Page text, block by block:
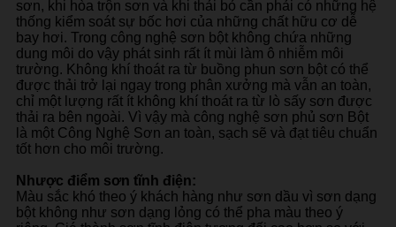
sơn, khi hòa trộn sơn và khi thải bỏ cần phải có những hệ
thống kiểm soát sự bốc hơi của những chất hữu cơ dễ
bay hơi. Trong công nghệ sơn bột không chứa những
dung môi do vậy phát sinh rất ít mùi làm ô nhiễm môi
trường. Không khí thoát ra từ buồng phun sơn bột có thể
được thải trở lại ngay trong phân xưởng mà vẫn an toàn,
chỉ một lượng rất ít không khí thoát ra từ lò sấy sơn được
thải ra bên ngoài. Vì vậy mà công nghệ sơn phủ sơn Bột
là một Công Nghệ Sơn an toàn, sạch sẽ và đạt tiêu chuẩn
tốt hơn cho môi trường.
Nhược điểm sơn tĩnh điện:
Màu sắc khó theo ý khách hàng như sơn dầu vì sơn dạng
bột không như sơn dạng lỏng có thể pha màu theo ý